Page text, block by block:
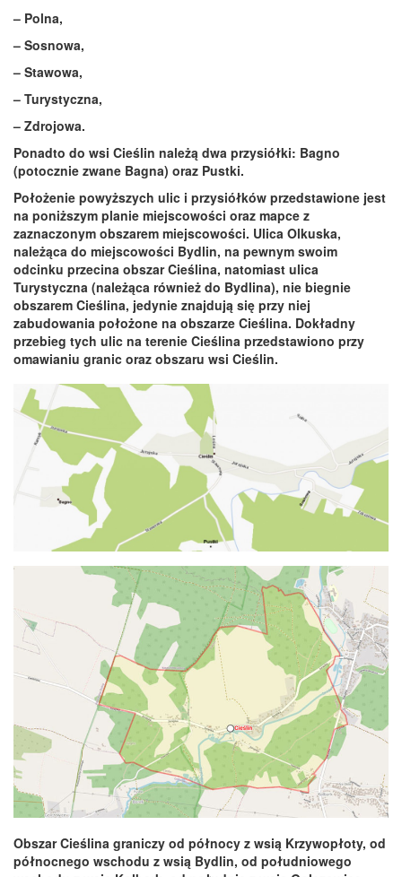
– Polna,
– Sosnowa,
– Stawowa,
– Turystyczna,
– Zdrojowa.
Ponadto do wsi Cieślin należą dwa przysiółki: Bagno
(potocznie zwane Bagna) oraz Pustki.
Położenie powyższych ulic i przysiółków przedstawione jest
na poniższym planie miejscowości oraz mapce z
zaznaczonym obszarem miejscowości. Ulica Olkuska,
należąca do miejscowości Bydlin, na pewnym swoim
odcinku przecina obszar Cieślina, natomiast ulica
Turystyczna (należąca również do Bydlina), nie biegnie
obszarem Cieślina, jedynie znajdują się przy niej
zabudowania położone na obszarze Cieślina. Dokładny
przebieg tych ulic na terenie Cieślina przedstawiono przy
omawianiu granic oraz obszaru wsi Cieślin.
Obszar Cieślina graniczy od północy z wsią Krzywopłoty, od
północnego wschodu z wsią Bydlin, od południowego